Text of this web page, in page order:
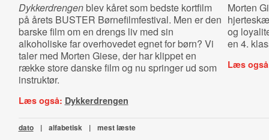
Dykkerdrengenblev kåret som bedste kortfilm
på årets BUSTER Børnefilmfestival. Men er den
barske film om en drengs liv med sin
alkoholiske far overhovedet egnet for børn? Vi
taler med Morten Giese, der har klippet en
række store danske film og nu springer ud som
instruktør.
Læs også: Dykkerdrengen
Morten
og
en 4.
Læs
dato | alfabetisk | mest læste